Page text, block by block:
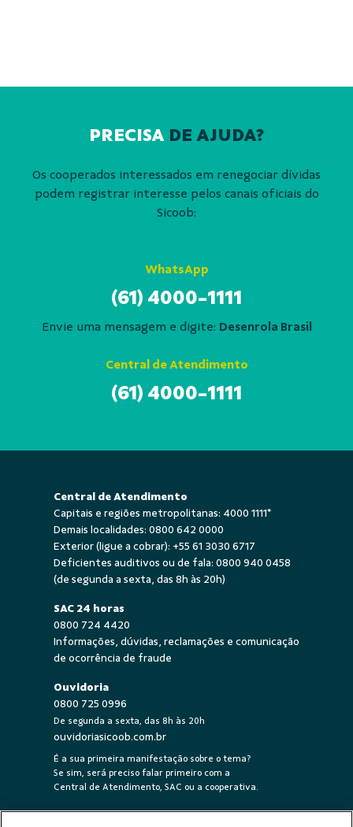
PRECISA DE AJUDA?
Os cooperados interessados em renegociar dívidas
podem registrar interesse pelos canais oficiais do
Sicoob:
WhatsApp
(61) 4000-1111
Envie uma mensagem e digite: Desenrola Brasil
Central de Atendimento
(61) 4000-1111
Central de Atendimento
Capitais e regiões metropolitanas: 4000 1111*
Demais localidades: 0800 642 0000
Exterior (ligue a cobrar): +55 61 3030 6717
Deficientes auditivos ou de fala: 0800 940 0458
(de segunda a sexta, das 8h às 20h)
SAC 24 horas
0800 724 4420
Informações, dúvidas, reclamações e comunicação
de ocorrência de fraude
Ouvidoria
0800 725 0996
De segunda a sexta, das 8h às 20h
ouvidoriasicoob.com.br
É a sua primeira manifestação sobre o tema?
Se sim, será preciso falar primeiro com a
Central de Atendimento, SAC ou a cooperativa.